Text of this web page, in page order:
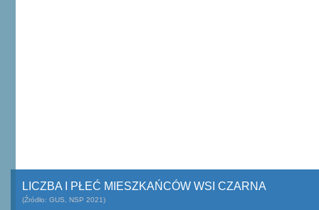
LICZBA I PŁEĆ MIESZKAŃCÓW WSI CZARNA
(Źródło: GUS, NSP 2021)